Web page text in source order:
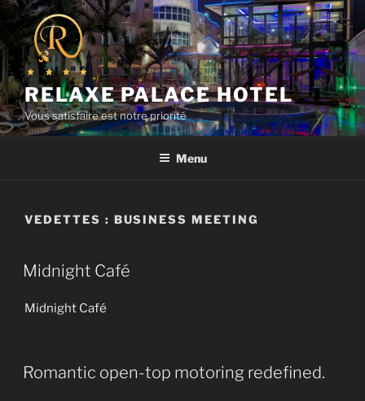
Aller
contenu
principal
RELAXE PALACE HOTEL
Vous satisfaire est notre priorité
Menu
VEDETTES : BUSINESS MEETING
Midnight Café
Midnight Café
Romantic open-top motoring redefined.